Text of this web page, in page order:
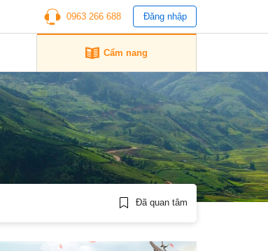
0963 266 688 Đăng nhập
Cẩm nang
Đã quan tâm